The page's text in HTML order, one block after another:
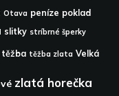
Otava peníze poklad
slitky stríbrné šperky
těžba těžba zlata Velká
zlatá horečka